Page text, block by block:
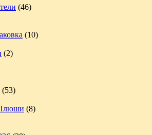
(46)
(10)
(2)
(53)
(8)